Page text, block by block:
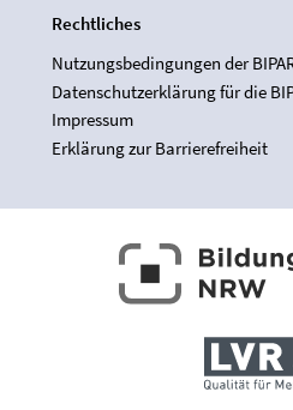
Rechtliches
Nutzungsbedingungen der
Datenschutzerklärung für die
Impressum
Erklärung zur Barrierefreiheit